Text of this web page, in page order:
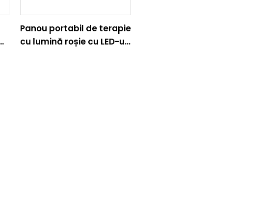
Panou portabil de terapie
cu lumină roșie cu LED-uri